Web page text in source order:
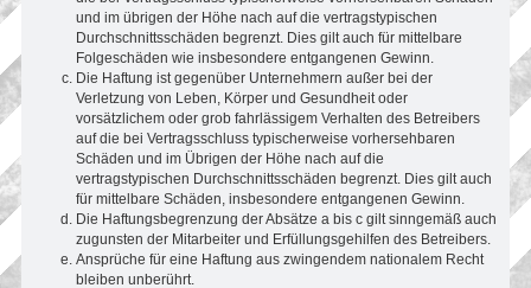
und im übrigen der Höhe nach auf die vertragstypischen
Durchschnittsschäden begrenzt. Dies gilt auch für mittelbare
Folgeschäden wie insbesondere entgangenen Gewinn.
Die Haftung ist gegenüber Unternehmern außer bei der
Verletzung von Leben, Körper und Gesundheit oder
vorsätzlichem oder grob fahrlässigem Verhalten des Betreibers
auf die bei Vertragsschluss typischerweise vorhersehbaren
Schäden und im Übrigen der Höhe nach auf die
vertragstypischen Durchschnittsschäden begrenzt. Dies gilt auch
für mittelbare Schäden, insbesondere entgangenen Gewinn.
Die Haftungsbegrenzung der Absätze a bis c gilt sinngemäß auch
zugunsten der Mitarbeiter und Erfüllungsgehilfen des Betreibers.
Ansprüche für eine Haftung aus zwingendem nationalem Recht
bleiben unberührt.